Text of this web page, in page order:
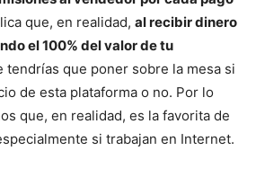
que, en realidad, al recibir dinero
el 100% del valor de tu
tendrías que poner sobre la mesa si
de esta plataforma o no. Por lo
que, en realidad, es la favorita de
si trabajan en Internet.